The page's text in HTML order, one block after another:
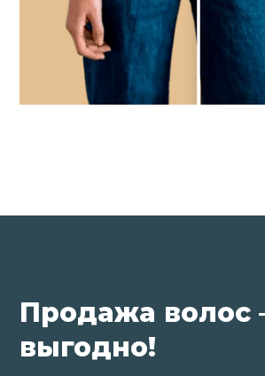
Продажа волос
выгодно!